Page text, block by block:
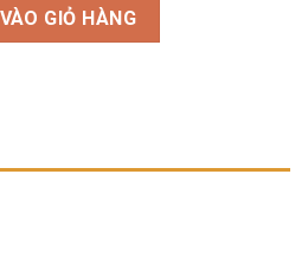
số lượngGIỎ HÀNG